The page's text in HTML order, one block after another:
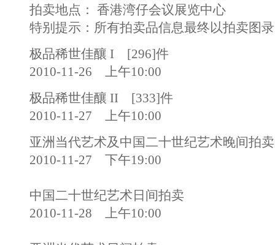
拍卖地点： 香港湾仔会议展览中心
特别提示：所有拍卖品信息最终以拍卖图
极品稀世佳釀 I [296]件
2010-11-26 上午10:00
极品稀世佳釀 II [333]件
2010-11-27 上午10:00
亚洲当代艺术及中国二十世纪艺术晚间拍卖
2010-11-27 下午19:00
中国二十世纪艺术日间拍卖
2010-11-28 上午10:00